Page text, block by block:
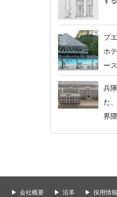
プ
ホ
ー
兵
た
界隈
会社概要 沿革 採用情報